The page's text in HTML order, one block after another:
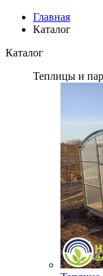
Главная
Каталог
Каталог
Теплицы и